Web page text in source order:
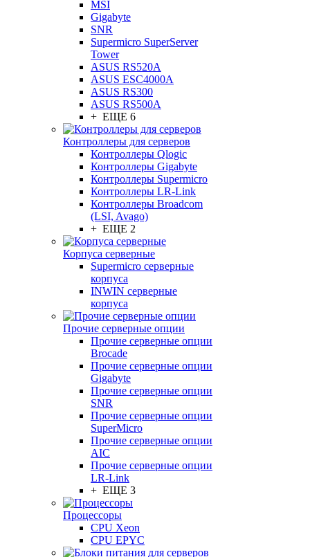
MSI
Gigabyte
SNR
Supermicro SuperServer
Tower
ASUS RS520A
ASUS ESC4000A
ASUS RS300
ASUS RS500A
+ ЕЩЕ 6
Контроллеры для серверов
Контроллеры Qlogic
Контроллеры Gigabyte
Контроллеры Supermicro
Контроллеры LR-Link
Контроллеры Broadcom
(LSI, Avago)
+ ЕЩЕ 2
Корпуса серверные
Supermicro серверные
корпуса
INWIN серверные
корпуса
Прочие серверные опции
Прочие серверные опции
Brocade
Прочие серверные опции
Gigabyte
Прочие серверные опции
SNR
Прочие серверные опции
SuperMicro
Прочие серверные опции
AIC
Прочие серверные опции
LR-Link
+ ЕЩЕ 3
Процессоры
CPU Xeon
CPU EPYC